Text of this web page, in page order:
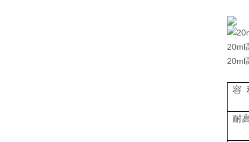
20ml
20ml
容
耐